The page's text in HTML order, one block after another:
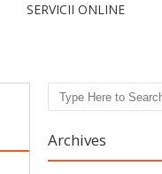
SERVICII ONLINE
Search
Archives